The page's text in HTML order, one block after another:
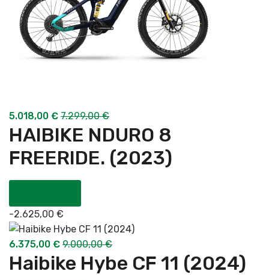
5.018,00 € 7.299,00€
HAIBIKE NDURO 8
FREERIDE. (2023)
-2.625,00 €
6.375,00 € 9.000,00€
Haibike Hybe CF 11 (2024)